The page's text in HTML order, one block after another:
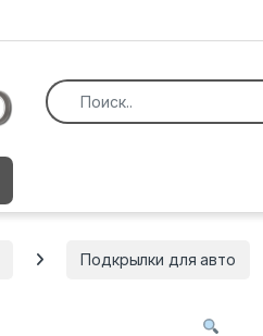
Искать:
Подкрылки для авто